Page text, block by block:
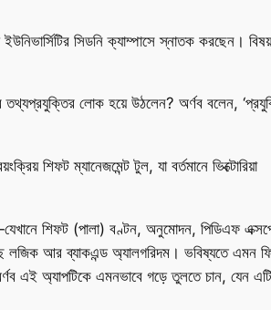
ইউনিভার্সিটির সিডনি ক্যাম্পাসে স্নাতক করছেন।
তথ্যপ্রযুক্তির লোক হয়ে উঠলেন? অর্ণব বলেন,
শিফট ম্যানেজমেন্ট টুল, যা বর্তমানে ভিক্টোরিয়া
শিফট (পালা) বণ্টন, অনুমোদন, পিডিএফ
আর ব্যাকএন্ড অ্যালগরিদম। ভবিষ্যতে এমন
এই অ্যাপটিকে এমনভাবে গড়ে তুলতে চান, যেন